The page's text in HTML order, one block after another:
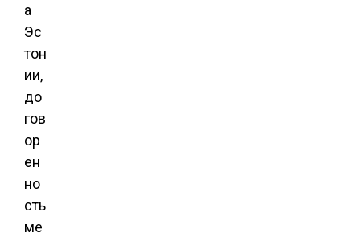
а
Эс
тон
ии,
до
гов
ор
ен
но
сть
ме